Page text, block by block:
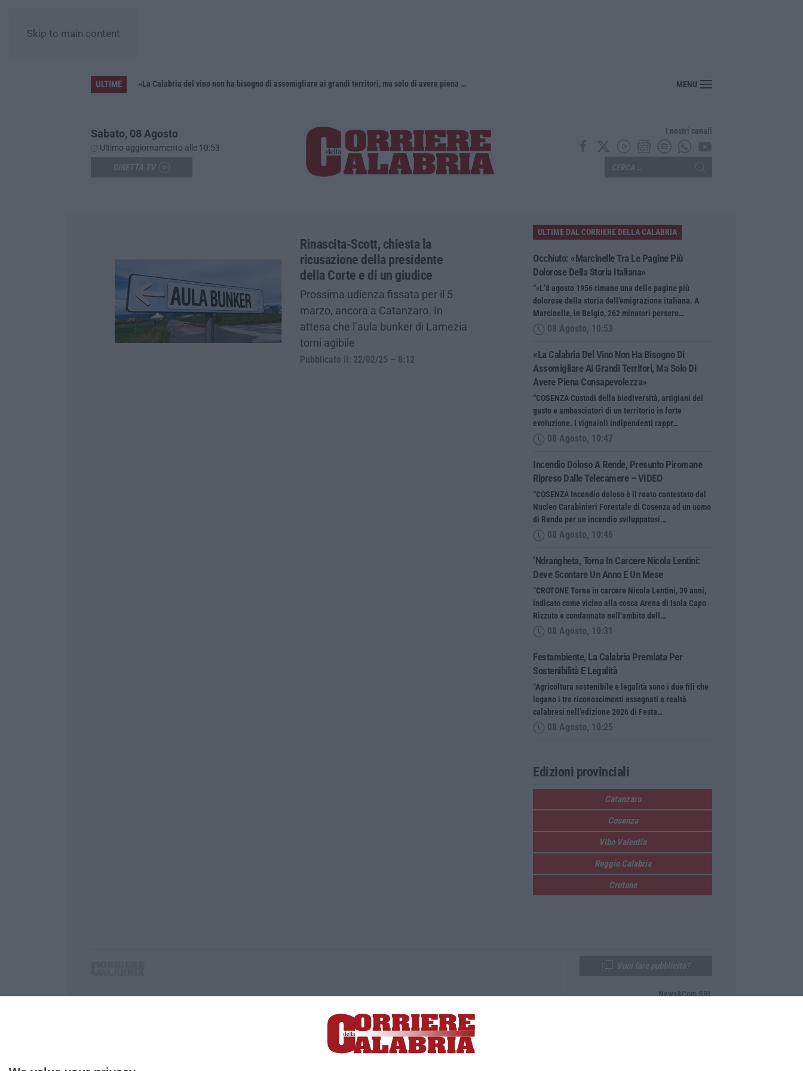
Skip to main content
ULTIME «La Calabria del vino non ha bisogno di assomigliare ai grandi territori, ma solo di avere piena consapevolezza» Incendio doloso a Rende, presunto piromane ripreso dalle telecamere – VIDEO
MENU
Sabato, 08 Agosto
Ultimo aggiornamento alle 10:53
I nostri canali
Rinascita-Scott, chiesta la
ricusazione della presidente
della Corte e di un giudice
Prossima udienza fissata per il 5
marzo, ancora a Catanzaro. In
attesa che l’aula bunker di Lamezia
torni agibile
Pubblicato il: 22/02/25 – 8:12
ULTIME DAL CORRIERE DELLA CALABRIA
Occhiuto: «Marcinelle Tra Le Pagine Più
Dolorose Della Storia Italiana»
“«L’8 agosto 1956 rimane una delle pagine più
dolorose della storia dell’emigrazione italiana. A
Marcinelle, in Belgio, 262 minatori persero…
08 Agosto, 10:53
«La Calabria Del Vino Non Ha Bisogno Di
Assomigliare Ai Grandi Territori, Ma Solo Di
Avere Piena Consapevolezza»
“COSENZA Custodi della biodiversità, artigiani del
gusto e ambasciatori di un territorio in forte
evoluzione. I vignaioli indipendenti rappr…
08 Agosto, 10:47
Incendio Doloso A Rende, Presunto Piromane
Ripreso Dalle Telecamere – VIDEO
“COSENZA Incendio doloso è il reato contestato dal
Nucleo Carabinieri Forestale di Cosenza ad un uomo
di Rende per un incendio sviluppatosi…
08 Agosto, 10:46
’Ndrangheta, Torna In Carcere Nicola Lentini:
Deve Scontare Un Anno E Un Mese
“CROTONE Torna in carcere Nicola Lentini, 39 anni,
indicato come vicino alla cosca Arena di Isola Capo
Rizzuto e condannato nell’ambito dell…
08 Agosto, 10:31
Festambiente, La Calabria Premiata Per
Sostenibilità E Legalità
“Agricoltura sostenibile e legalità sono i due fili che
legano i tre riconoscimenti assegnati a realtà
calabresi nell’edizione 2026 di Festa…
08 Agosto, 10:25
Edizioni provinciali
Catanzaro
Cosenza
Vibo Valentia
Reggio Calabria
Crotone
P.IVA. 03199620794, Via del mare 6/G, S.Eufemia, Lamezia Terme (CZ)
Iscrizione tribunale di Lamezia Terme 5/2011 - Direttore responsabile Paola Militano |Privacy
News&Com SRL